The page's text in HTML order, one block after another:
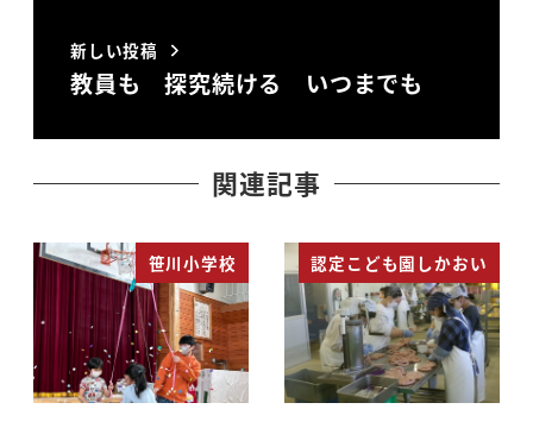
新しい投稿
教員も 探究続ける いつまでも
関連記事
笹川小学校 認定こども園しかおい